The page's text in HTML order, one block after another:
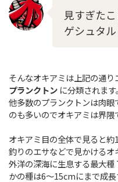
見すぎた
ゲシュタ
そんなオキアミは上記の通
プランクトン に分類されます。
他多数のプランクトンは肉
のも多いのでオキアミは界隈
オキアミ目の全体で見ると
釣りのエサなどで見かけるオ
外洋の深海に生息する最大
かの種は6～15cmにまで成長